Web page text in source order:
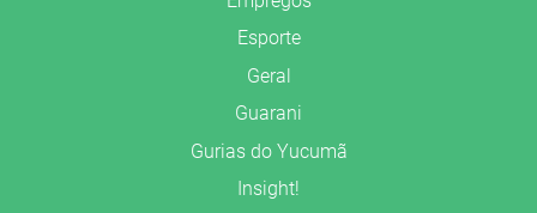
Esporte
Geral
Guarani
Gurias do Yucumã
Insight!